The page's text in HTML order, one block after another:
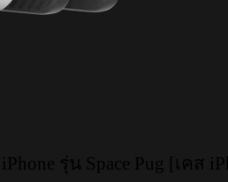
รุ่น Space Pug [เคส